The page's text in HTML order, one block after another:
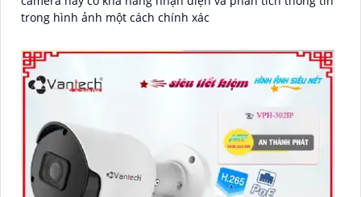
trong hình ảnh một cách chính xác